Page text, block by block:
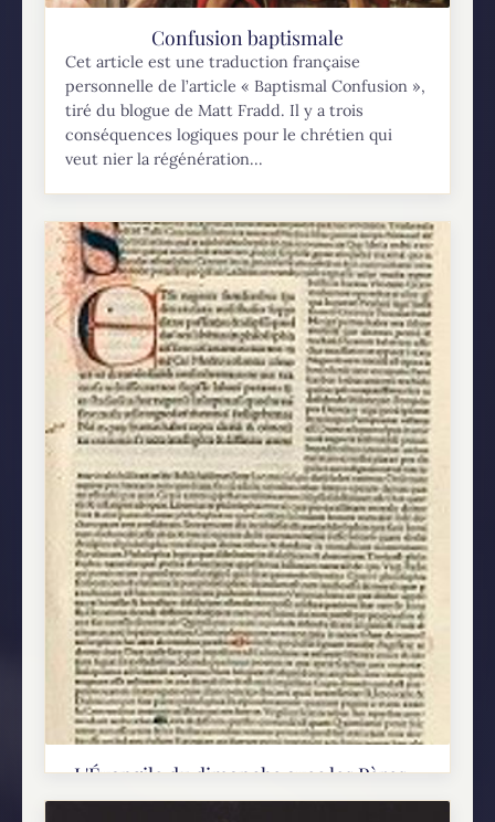
Confusion baptismale
Cet article est une traduction française
personnelle de l’article « Baptismal Confusion »,
tiré du blogue de Matt Fradd. Il y a trois
conséquences logiques pour le chrétien qui
veut nier la régénération...
L'Évangile du dimanche avec les Pères -
Lc 13, 22-30